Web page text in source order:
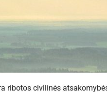
ribotos civilinės